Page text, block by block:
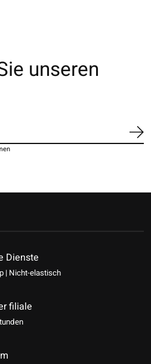
unseren
Dienste
| Nicht-elastisch
filiale